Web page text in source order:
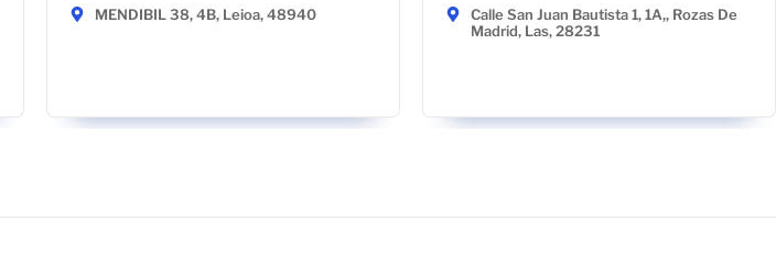
MENDIBIL 38, 4B, Leioa, 48940
Calle San Juan Bautista 1, 1A,, Rozas De
Madrid, Las, 28231